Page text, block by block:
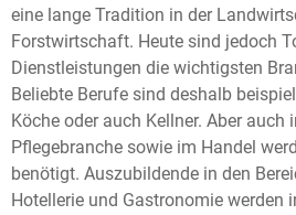
eine lange Tradition in der
Forstwirtschaft. Heute sind jedoch
Dienstleistungen die wichtigsten
Beliebte Berufe sind deshalb
Köche oder auch Kellner. Aber auch
Pflegebranche sowie im Handel
benötigt. Auszubildende in den
Hotellerie und Gastronomie werden